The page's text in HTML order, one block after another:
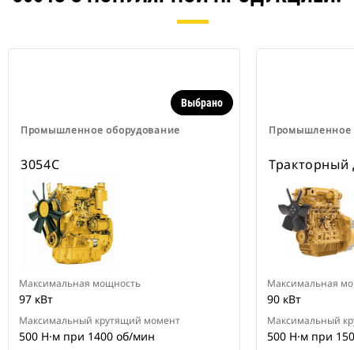
Промышленное оборудование
Выбрано
3054C
Максимальная мощность
97 кВт
Максимальный крутящий момент
500 Н·м при 1400 об/мин
Промышленное
Тракторный
Максимальная
90 кВт
Максимальный
500 Н·м при